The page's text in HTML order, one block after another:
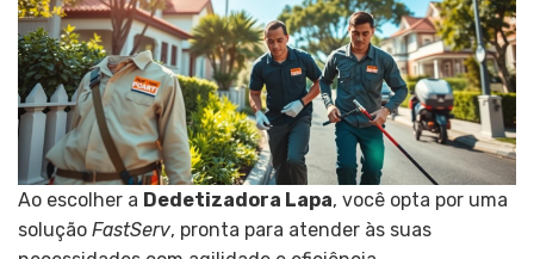
Ao escolher a Dedetizadora Lapa, você opta por uma
solução FastServ, pronta para atender às suas